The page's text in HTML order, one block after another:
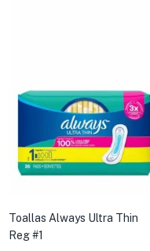
Toallas Always Ultra Thin
Reg #1